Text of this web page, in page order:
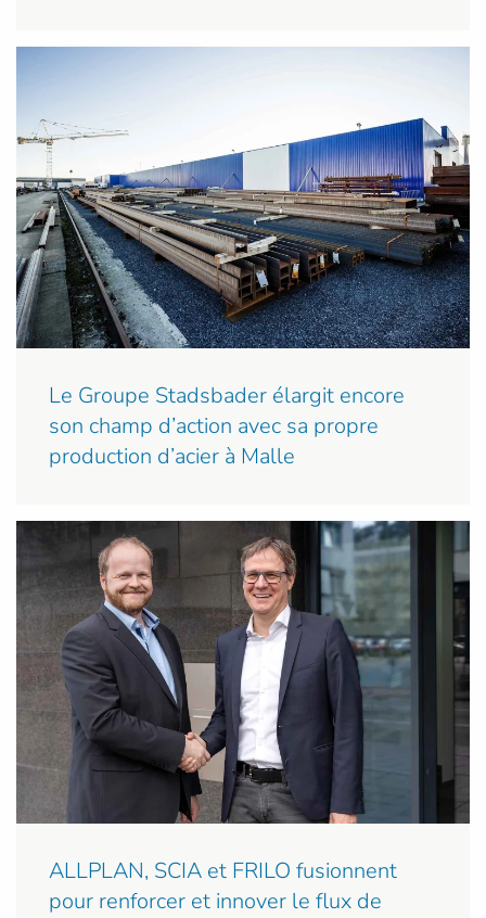
Le Groupe Stadsbader élargit encore
son champ d’action avec sa propre
production d’acier à Malle
ALLPLAN, SCIA et FRILO fusionnent
pour renforcer et innover le flux de